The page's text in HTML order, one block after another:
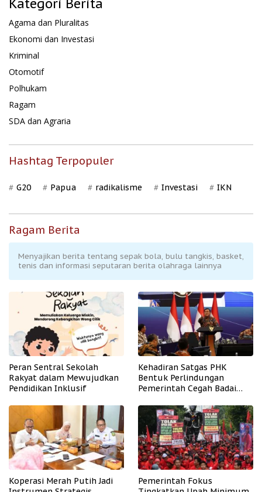
Kategori Berita
Agama dan Pluralitas
Ekonomi dan Investasi
Kriminal
Otomotif
Polhukam
Ragam
SDA dan Agraria
Hashtag Terpopuler
G20 Papua radikalisme Investasi IKN
Ragam Berita
Menyajikan berita tentang sepak bola, bulu tangkis, basket,
tenis dan informasi seputaran berita olahraga lainnya
Peran Sentral Sekolah
Rakyat dalam Mewujudkan
Pendidikan Inklusif
Kehadiran Satgas PHK
Bentuk Perlindungan
Pemerintah Cegah Badai
Koperasi Merah Putih Jadi
Pemerintah Fokus